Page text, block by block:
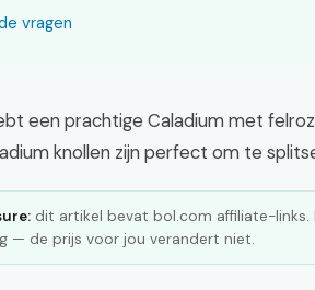
vragen
een prachtige Caladium met
knollen zijn perfect om te
dit artikel bevat bol.com affiliate-links.
— de prijs voor jou verandert niet.